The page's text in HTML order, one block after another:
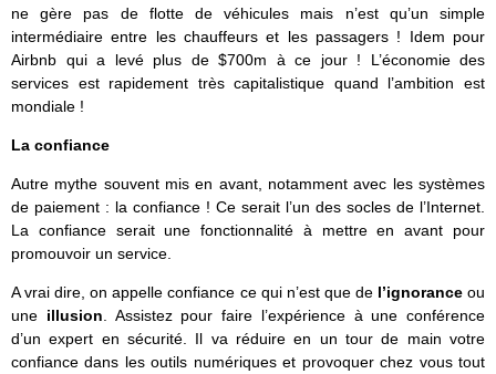
ne gère pas de flotte de véhicules mais n’est qu’un simple
intermédiaire entre les chauffeurs et les passagers ! Idem pour
Airbnb qui a levé plus de $700m à ce jour ! L’économie des
services est rapidement très capitalistique quand l’ambition est
mondiale !
La confiance
Autre mythe souvent mis en avant, notamment avec les systèmes
de paiement : la confiance ! Ce serait l’un des socles de l’Internet.
La confiance serait une fonctionnalité à mettre en avant pour
promouvoir un service.
A vrai dire, on appelle confiance ce qui n’est que de l’ignoranceou
une illusion . Assistez pour faire l’expérience à une conférence
d’un expert en sécurité. Il va réduire en un tour de main votre
confiance dans les outils numériques et provoquer chez vous tout